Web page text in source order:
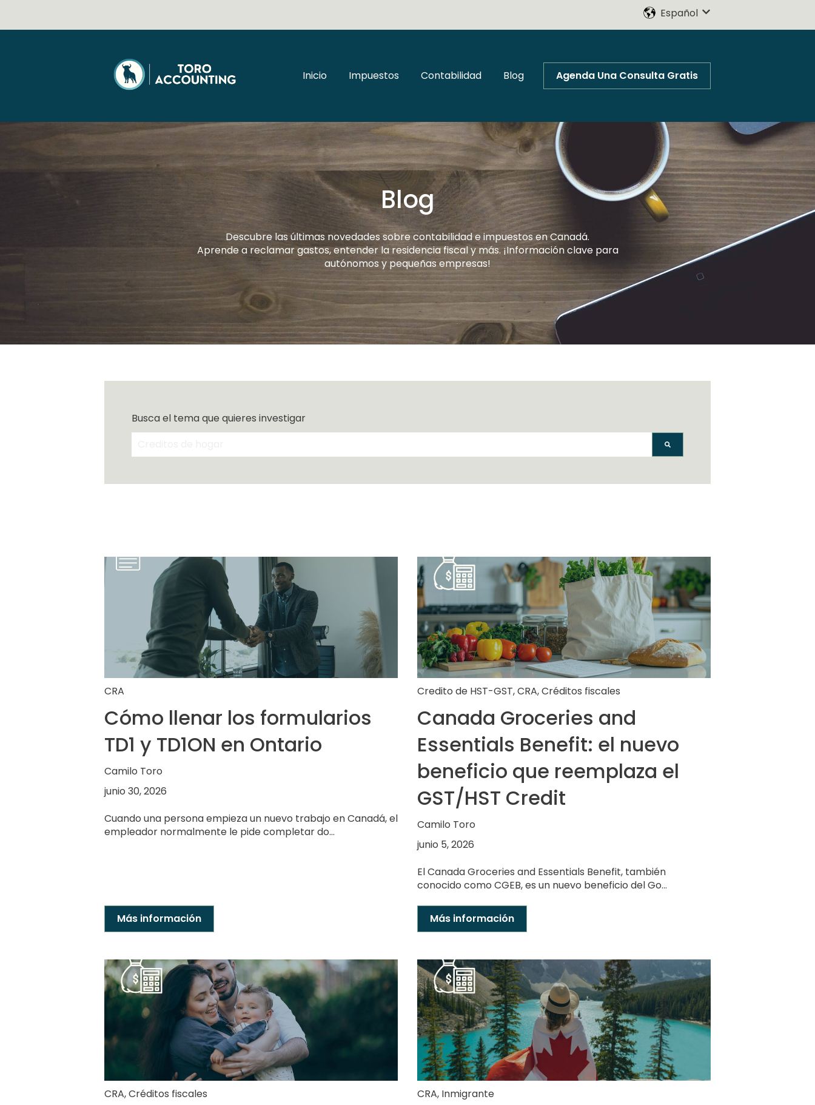
Español
Inicio Impuestos Contabilidad Blog Agenda Una Consulta Gratis
Blog
Descubre las últimas novedades sobre contabilidad e impuestos en Canadá.
Aprende a reclamar gastos, entender la residencia fiscal y más. ¡Información clave para
autónomos y pequeñas empresas!
Busca el tema que quieres investigar
CRA
Cómo llenar los formularios
TD1 y TD1ON en Ontario
Camilo Toro
junio 30, 2026
Cuando una persona empieza un nuevo trabajo en Canadá, el
empleador normalmente le pide completar do...
Más información
Credito de HST-GST,CRA,Créditos fiscales
Canada Groceries and
Essentials Benefit: el nuevo
beneficio que reemplaza el
GST/HST Credit
Camilo Toro
junio 5, 2026
El Canada Groceries and Essentials Benefit, también
conocido como CGEB, es un nuevo beneficio del Go...
Más información
CRA,Créditos fiscales CRA, Inmigrante